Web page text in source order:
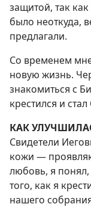
защитой, так
было неоткуда,
предлагали.
Со временем
новую жизнь.
знакомиться с
крестился и
КАК
Свидетели
кожи —
любовь, я понял,
того, как я
нашего